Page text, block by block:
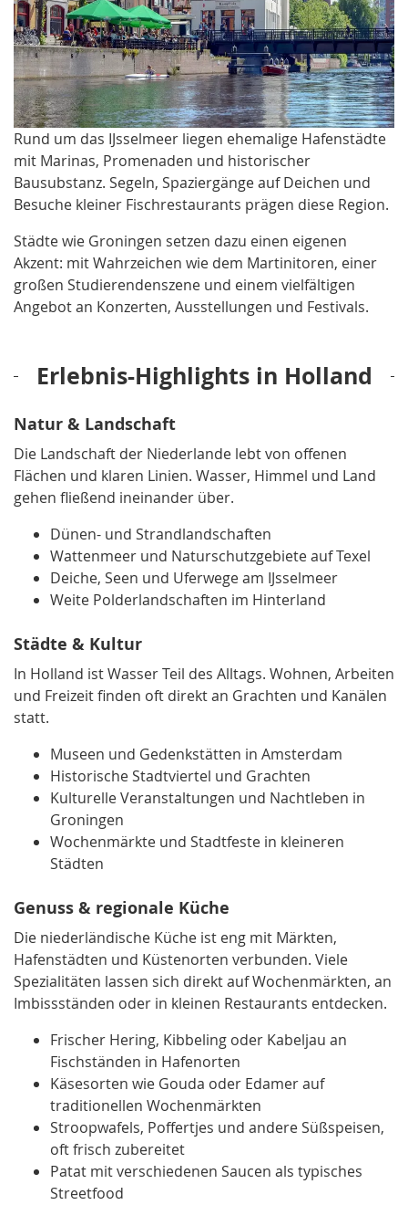
Rund um das IJsselmeer liegen ehemalige Hafenstädte
mit Marinas, Promenaden und historischer
Bausubstanz. Segeln, Spaziergänge auf Deichen und
Besuche kleiner Fischrestaurants prägen diese Region.
Städte wie Groningen setzen dazu einen eigenen
Akzent: mit Wahrzeichen wie dem Martinitoren, einer
großen Studierendenszene und einem vielfältigen
Angebot an Konzerten, Ausstellungen und Festivals.
Erlebnis-Highlights in Holland
Natur & Landschaft
Die Landschaft der Niederlande lebt von offenen
Flächen und klaren Linien. Wasser, Himmel und Land
gehen fließend ineinander über.
Dünen- und Strandlandschaften
Wattenmeer und Naturschutzgebiete auf Texel
Deiche, Seen und Uferwege am IJsselmeer
Weite Polderlandschaften im Hinterland
Städte & Kultur
In Holland ist Wasser Teil des Alltags. Wohnen, Arbeiten
und Freizeit finden oft direkt an Grachten und Kanälen
statt.
Museen und Gedenkstätten in Amsterdam
Historische Stadtviertel und Grachten
Kulturelle Veranstaltungen und Nachtleben in
Groningen
Wochenmärkte und Stadtfeste in kleineren
Städten
Genuss & regionale Küche
Die niederländische Küche ist eng mit Märkten,
Hafenstädten und Küstenorten verbunden. Viele
Spezialitäten lassen sich direkt auf Wochenmärkten, an
Imbissständen oder in kleinen Restaurants entdecken.
Frischer Hering, Kibbeling oder Kabeljau an
Fischständen in Hafenorten
Käsesorten wie Gouda oder Edamer auf
traditionellen Wochenmärkten
Stroopwafels, Poffertjes und andere Süßspeisen,
oft frisch zubereitet
Patat mit verschiedenen Saucen als typisches
Streetfood